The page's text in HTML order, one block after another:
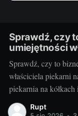
Sprawdź, czy
umiejętności
Sprawdź, czy to
właściciela piekarni
piekarnia na
świeżych bułek o
klapę auta – za to
Rupt